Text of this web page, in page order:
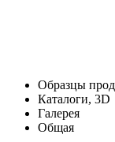
Образцы
Каталоги, 3D
Галерея
Общая